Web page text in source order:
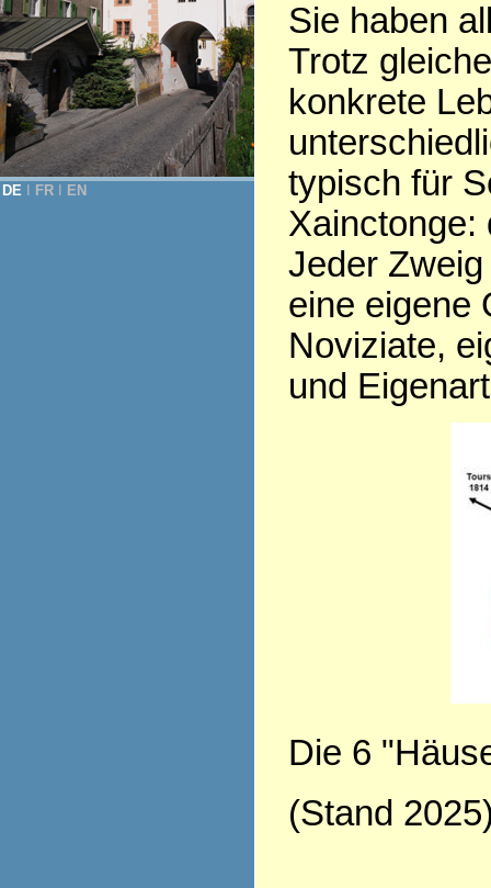
DE FR EN
Sie haben
Trotz
konkrete
typisch für
Xainctonge:
Jeder
eine eigene
Noviziate,
und
Die 6
(Stand